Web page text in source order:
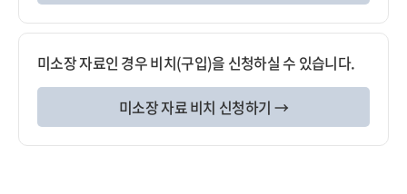
미소장 자료인 경우 비치(구입)을 신청하실 수 있습니다.
미소장 자료 비치 신청하기 →